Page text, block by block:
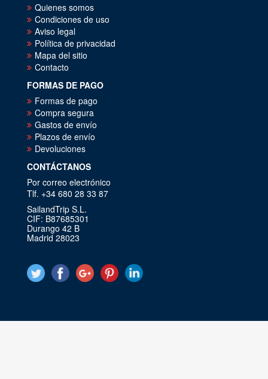
Quienes somos
Condiciones de uso
Aviso legal
Política de privacidad
Mapa del sitio
Contacto
FORMAS DE PAGO
Formas de pago
Compra segura
Gastos de envío
Plazos de envío
Devoluciones
CONTÁCTANOS
Por correo electrónico
Tlf. +34 680 28 33 87
SailandTrip S.L.
CIF: B87685301
Durango 42 B
Madrid 28023